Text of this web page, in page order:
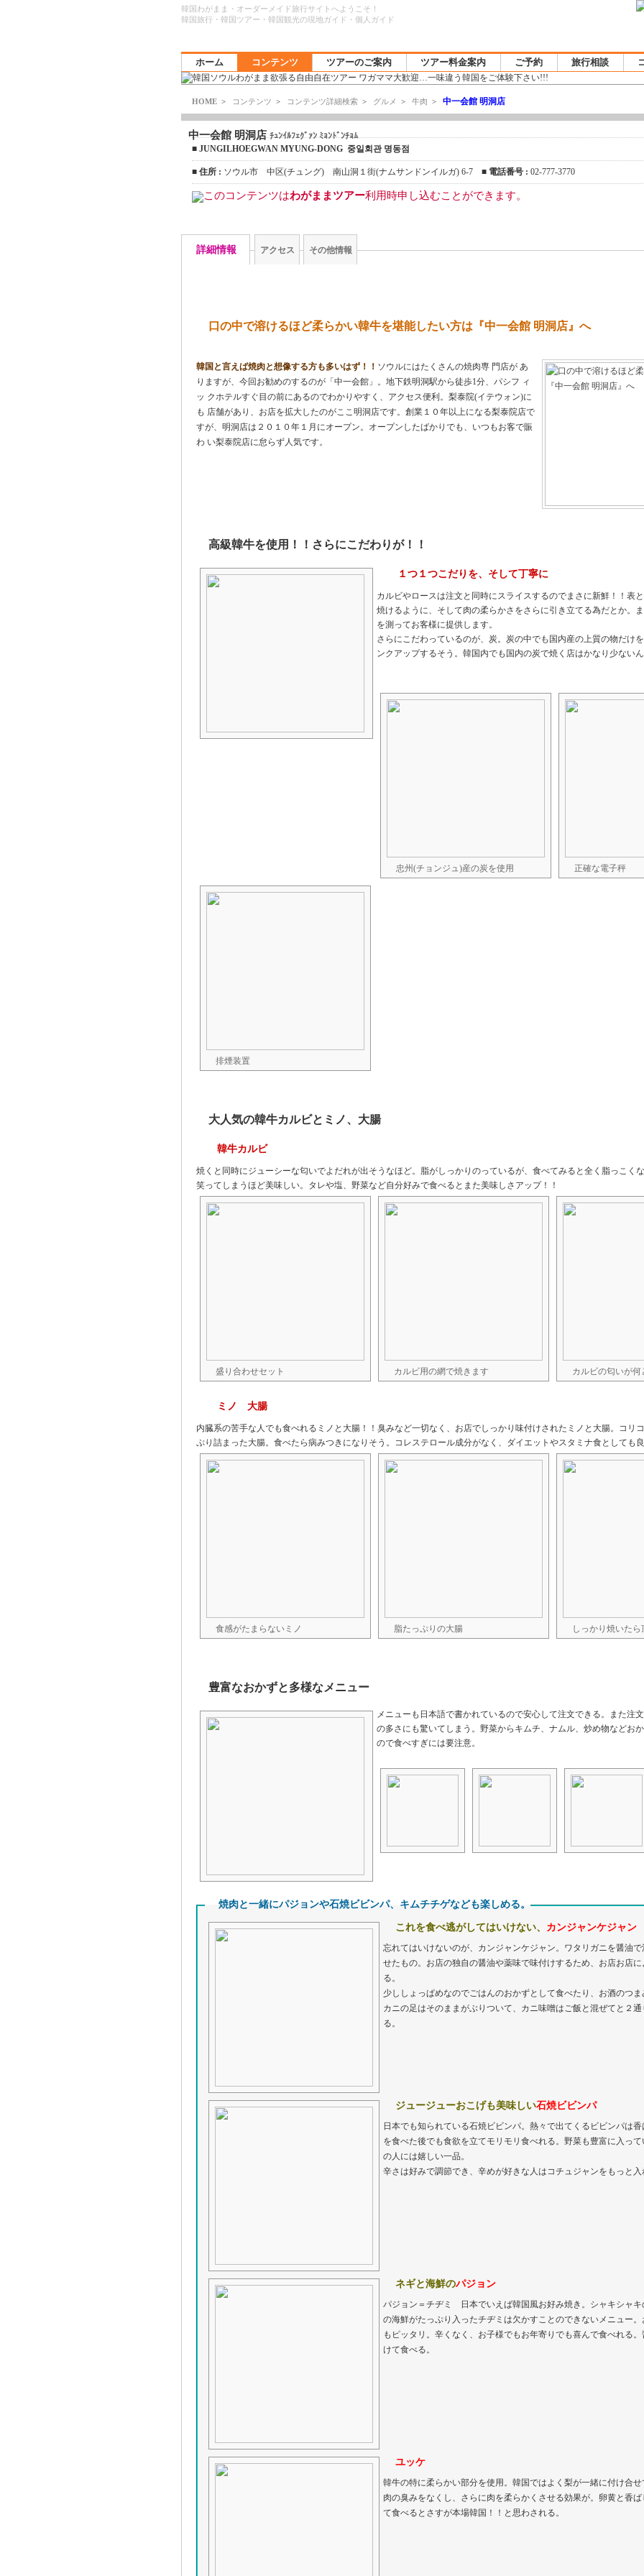
韓国わがまま・オーダーメイド旅行サイトへようこそ！
韓国旅行・韓国ツアー・韓国観光の現地ガイド・個人ガイド
ホーム コンテンツ ツアーのご案内 ツアー料金案内 ご予約 旅行相談
HOME > コンテンツ > コンテンツ詳細検索 > グルメ > 牛肉 > 中一会館 明洞店
中一会館 明洞店ﾁｭﾝｲﾙﾌｪｸﾞｧﾝ ﾐｮﾝﾄﾞﾝﾁｮﾑ
■ JUNGILHOEGWAN MYUNG-DONG 중일회관 명동점
■ 住所 : ソウル市 中区(チュング) 南山洞１街(ナムサンドンイルガ) 6-7 ■ 電話番号 : 02-777-3770
このコンテンツはわがままツアー利用時申し込むことができます。
詳細情報 アクセス その他情報
口の中で溶けるほど柔らかい韓牛を堪能したい方は『中一会館 明洞店』へ
韓国と言えば焼肉と想像する方も多いはず！！ ソウルにはたくさんの焼肉専 門店が あ
りますが、今回お勧めのするのが「中一会館」。地下鉄明洞駅から徒歩1分、パシフ ィ
ッ クホテルすぐ目の前にあるのでわかりやすく、アクセス便利。梨泰院(イテウォン)に
も 店舗があり、お店を拡大したのがここ明洞店です。創業１０年以上になる梨泰院店で
すが、明洞店は２０１０年１月にオープン。オープンしたばかりでも、いつもお客で賑
わ い梨泰院店に怠らず人気です。
高級韓牛を使用！！さらにこだわりが！！
１つ１つこだりを、そして丁寧に
カルビやロースは注文と同時にスライスするのでまさに新鮮！！表
焼けるように、そして肉の柔らかさをさらに引き立てる為だとか。
を測ってお客様に提供します。
さらにこだわっているのが、炭。炭の中でも国内産の上質の物だけ
ンクアップするそう。韓国内でも国内の炭で焼く店はかなり少ない
忠州(チョンジュ)産の炭を使用 正確な電子秤
排煙装置
大人気の韓牛カルビとミノ、大腸
韓牛カルビ
焼くと同時にジューシーな匂いでよだれが出そうなほど。脂がしっかりのっているが、食べてみると全く脂っこく
笑ってしまうほど美味しい。タレや塩、野菜など自分好みで食べるとまた美味しさアップ！！
盛り合わせセット カルビ用の網で焼きます カルビの匂いが
ミノ 大腸
内臓系の苦手な人でも食べれるミノと大腸！！臭みなど一切なく、お店でしっかり味付けされたミノと大腸。コリ
ぷり詰まった大腸。食べたら病みつきになりそう。コレステロール成分がなく、ダイエットやスタミナ食としても
食感がたまらないミノ 脂たっぷりの大腸 しっかり焼いた
豊富なおかずと多様なメニュー
メニューも日本語で書かれているので安心して注文できる。また注
の多さにも驚いてしまう。野菜からキムチ、ナムル、炒め物などお
ので食べすぎには要注意。
焼肉と一緒にパジョンや石焼ビビンパ、キムチチゲなども楽しめる。
これを食べ逃がしてはいけない、 カンジャンケジャン
忘れてはいけないのが、カンジャンケジャン。ワタリガニを醤油
せたもの。お店の独自の醤油や薬味で味付けするため、お店お店
る。
少ししょっぱめなのでごはんのおかずとして食べたり、お酒のつ
カニの足はそのままがぶりついて、カニ味噌はご飯と混ぜてと２
る。
ジュージューおこげも美味しい石焼ビビンパ
日本でも知られている石焼ビビンパ。熱々で出てくるビビンパは
を食べた後でも食欲を立てモリモリ食べれる。野菜も豊富に入っ
の人には嬉しい一品。
辛さは好みで調節でき、辛めが好きな人はコチュジャンをもっと
ネギと海鮮のパジョン
パジョン＝チヂミ 日本でいえば韓国風お好み焼き。シャキシャキ
の海鮮がたっぷり入ったチヂミは欠かすことのできないメニュー
もピッタリ。辛くなく、お子様でもお年寄りでも喜んで食べれる
けて食べる。
ユッケ
韓牛の特に柔らかい部分を使用。韓国ではよく梨が一緒に付け合
肉の臭みをなくし、さらに肉を柔らかくさせる効果が。卵黄と香
て食べるとさすが本場韓国！！と思わされる。